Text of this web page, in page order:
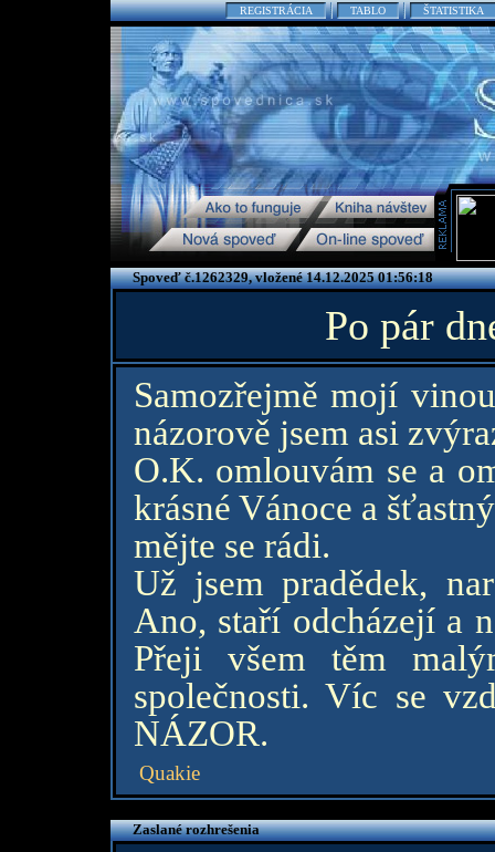
REGISTRÁCIA TABLO ŠTATISTIKA
Spoveď č.1262329, vložené 14.12.2025 01:56:18
Po pár
Samozřejmě mojí
názorově jsem asi
O.K. omlouvám se a
krásné Vánoce a
mějte se rádi.
Už jsem pradědek,
Ano, staří odcházejí a
Přeji všem těm
společnosti. Víc se
NÁZOR.
Quakie
Zaslané rozhrešenia